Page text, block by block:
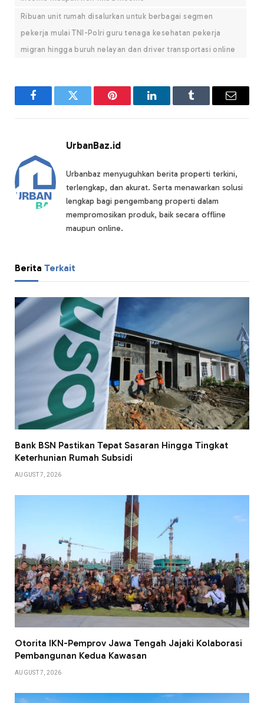
Ribuan unit rumah disalurkan untuk berbagai segmen
pekerja mulai TNI-Polri guru tenaga kesehatan pekerja
migran hingga buruh nelayan dan driver transportasi online
FacebookTwitter Pinterest LinkedInTumblr Email
UrbanBaz.id
Urbanbaz menyuguhkan berita properti terkini,
terlengkap, dan akurat. Serta menawarkan solusi
lengkap bagi pengembang properti dalam
mempromosikan produk, baik secara offline
maupun online.
Berita Terkait
Bank BSN Pastikan Tepat Sasaran Hingga Tingkat
Keterhunian Rumah Subsidi
AUGUST 7, 2026
Otorita IKN-Pemprov Jawa Tengah Jajaki Kolaborasi
Pembangunan Kedua Kawasan
AUGUST 7, 2026